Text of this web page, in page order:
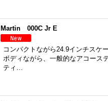
Martin 000C Jr E
コンパクトながら24.9インチスケ
ボディながら、一般的なアコース
ティ…